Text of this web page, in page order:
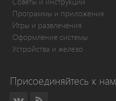
Программы и приложения
Игры и развлечения
Оформление системы
Устройства и железо
Присоединяйтесь к нам